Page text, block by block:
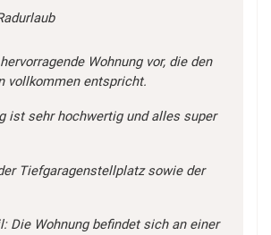
Wohnung vor, die den
vollkommen entspricht.
ist sehr hochwertig und alles super
Tiefgaragenstellplatz sowie der
Die Wohnung befindet sich an einer